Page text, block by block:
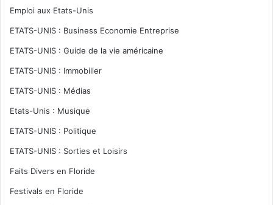
Emploi aux Etats-Unis
ETATS-UNIS : Business Economie Entreprise
ETATS-UNIS : Guide de la vie américaine
ETATS-UNIS : Immobilier
ETATS-UNIS : Médias
Etats-Unis : Musique
ETATS-UNIS : Politique
ETATS-UNIS : Sorties et Loisirs
Faits Divers en Floride
Festivals en Floride